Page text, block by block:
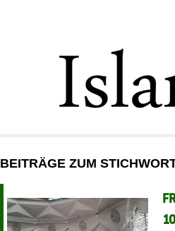
GESELLSCHAFT
STARTSEITE
DEBATTE
BEITRÄGE ZUM